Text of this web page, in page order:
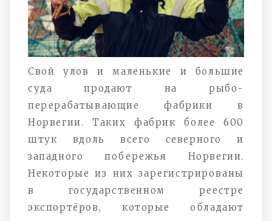
Свой улов и маленькие и большие
суда продают на рыбо-
перерабатывающие фабрики в
Норвегии. Таких фабрик более 600
штук вдоль всего северного и
западного побережья Норвегии.
Некоторые из них зарегистрированы
в государственном реестре
экспортёров, которые обладают